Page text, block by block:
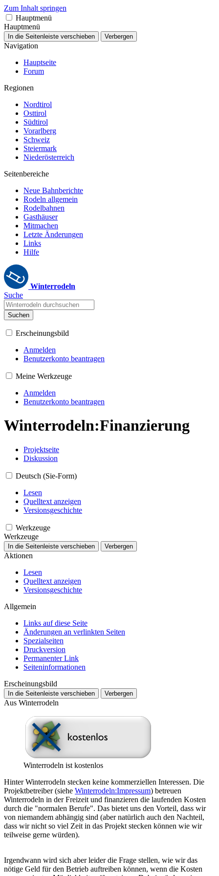
Zum Inhalt springen
Hauptmenü
Hauptmenü
In die Seitenleiste verschieben Verbergen
Navigation
Hauptseite
Forum
Regionen
Nordtirol
Osttirol
Südtirol
Vorarlberg
Schweiz
Steiermark
Niederösterreich
Seitenbereiche
Neue Bahnberichte
Rodeln allgemein
Rodelbahnen
Gasthäuser
Mitmachen
Letzte Änderungen
Links
Hilfe
Winterrodeln
Suche
Suchen
Erscheinungsbild
Anmelden
Benutzerkonto beantragen
Meine Werkzeuge
Anmelden
Benutzerkonto beantragen
Winterrodeln:Finanzierung
Projektseite
Diskussion
Deutsch (Sie-Form)
Lesen
Quelltext anzeigen
Versionsgeschichte
Werkzeuge
Werkzeuge
In die Seitenleiste verschieben Verbergen
Aktionen
Lesen
Quelltext anzeigen
Versionsgeschichte
Allgemein
Links auf diese Seite
Änderungen an verlinkten Seiten
Spezialseiten
Druckversion
Permanenter Link
Seiten­­informationen
Erscheinungsbild
In die Seitenleiste verschieben Verbergen
Aus Winterrodeln
Winterrodeln ist kostenlos
Hinter Winterrodeln stecken keine kommerziellen Interessen. Die
Projektbetreiber (siehe Winterrodeln:Impressum) betreuen
Winterrodeln in der Freizeit und finanzieren die laufenden Kosten
durch die "normalen Berufe". Das bietet uns den Vorteil, dass wir
von niemandem abhängig sind (aber natürlich auch den Nachteil,
dass wir nicht so viel Zeit in das Projekt stecken können wie wir
teilweise gerne würden).
Irgendwann wird sich aber leider die Frage stellen, wie wir das
nötige Geld für den Betrieb auftreiben können, wenn die Kosten